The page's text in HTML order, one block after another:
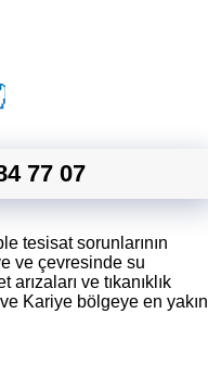
77 07
tesisat sorunlarının
ve çevresinde su
ve tıkanıklık
Kariye bölgeye en yakın